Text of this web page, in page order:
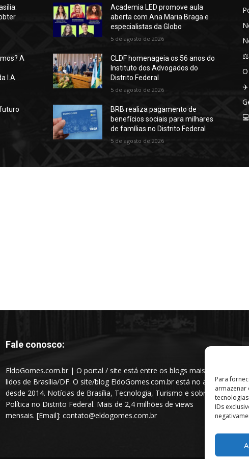
Para
armazenar
IDs
A
I.A
Academia LED promove aula
aberta com Ana Maria Braga e
especialistas da Globo
5 de agosto de 2026
CLDF homenageia os 56 anos do
Instituto dos Advogados do
Distrito Federal
5 de agosto de 2026
BRB realiza pagamento de
benefícios sociais para milhares
de famílias no Distrito Federal
5 de agosto de 2026
⚖️
✈️
Fale conosco:
EldoGomes.com.br | O portal / site está entre os blogs mais
lidos de Brasília/DF. O site/blog EldoGomes.com.br está no ar
desde 2014. Notícias de Brasília, Tecnologia, Turismo e sobre a
Política no Distrito Federal. Mais de 2,4 milhões de views
mensais. [Email]: contato@eldogomes.com.br